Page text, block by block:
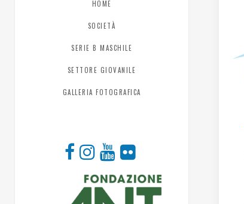
HOME
SOCIETÀ
SERIE B MASCHILE
SETTORE GIOVANILE
GALLERIA FOTOGRAFICA